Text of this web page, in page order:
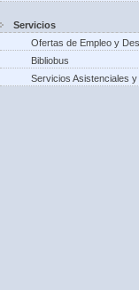
Servicios
Ofertas de Empleo y
Bibliobus
Servicios Asistenciales y